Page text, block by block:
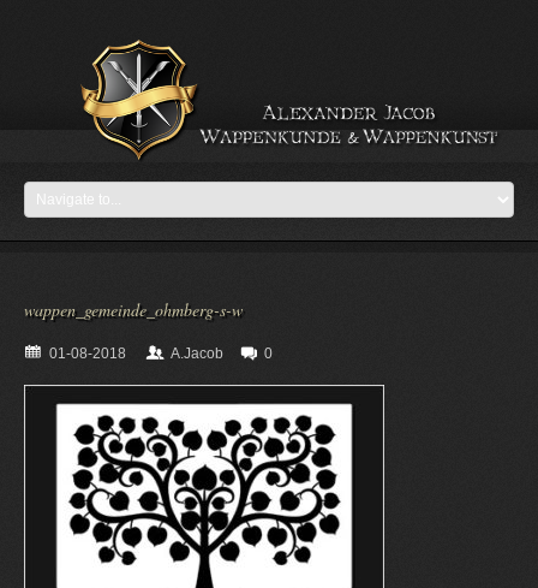
wappen_gemeinde_ohmberg-s-w
01-08-2018 A.Jacob 0